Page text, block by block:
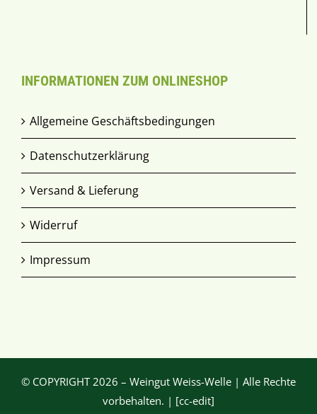
INFORMATIONEN ZUM ONLINESHOP
Allgemeine Geschäftsbedingungen
Datenschutzerklärung
Versand & Lieferung
Widerruf
Impressum
© COPYRIGHT2026 – Weingut Weiss-Welle | Alle Rechte
vorbehalten. | [cc-edit]